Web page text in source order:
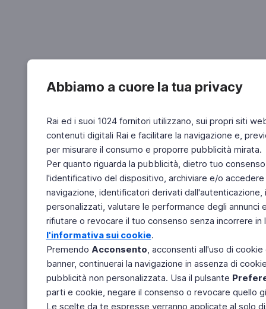
Abbiamo a cuore la tua privacy
Rai ed i suoi 1024 fornitori utilizzano, sui propri siti
contenuti digitali Rai e facilitare la navigazione e,
per misurare il consumo e proporre pubblicità mirata.
Per quanto riguarda la pubblicità, dietro tuo
l'identificativo del dispositivo, archiviare e/o
navigazione, identificatori derivati
personalizzati, valutare le performance degli
rifiutare o revocare il tuo consenso senza incorrere
l'informativa sui cookie.
Premendo Acconsento, acconsenti all'uso di
banner, continuerai la navigazione in assenza di
pubblicità non personalizzata. Usa il pulsante
parti e cookie, negare il consenso o revocare quello
Le scelte da te espresse verranno applicate al solo